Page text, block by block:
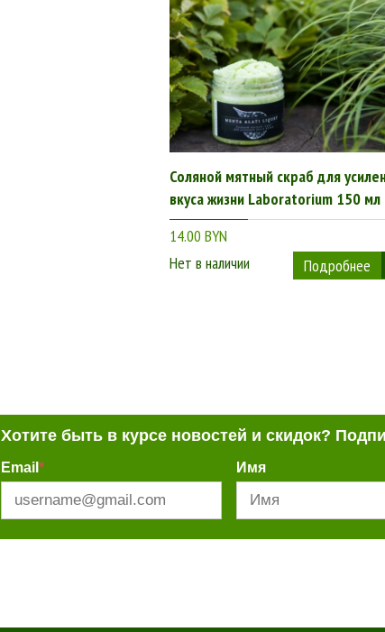
Соляной мятный скраб для
вкуса жизни Laboratorium 150 мл
14.00 BYN
Нет в наличии
Подробнее
Хотите быть в курсе новостей и скидок?
Email * Имя